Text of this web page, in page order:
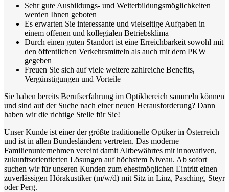
Sehr gute Ausbildungs- und Weiterbildungsmöglichkeiten
werden Ihnen geboten
Es erwarten Sie interessante und vielseitige Aufgaben in
einem offenen und kollegialen Betriebsklima
Durch einen guten Standort ist eine Erreichbarkeit sowohl mit
den öffentlichen Verkehrsmitteln als auch mit dem PKW
gegeben
Freuen Sie sich auf viele weitere zahlreiche Benefits,
Vergünstigungen und Vorteile
Sie haben bereits Berufserfahrung im Optikbereich sammeln können
und sind auf der Suche nach einer neuen Herausforderung? Dann
haben wir die richtige Stelle für Sie!
Unser Kunde ist einer der größte traditionelle Optiker in Österreich
und ist in allen Bundesländern vertreten. Das moderne
Familienunternehmen vereint damit Altbewährtes mit innovativen,
zukunftsorientierten Lösungen auf höchstem Niveau. Ab sofort
suchen wir für unseren Kunden zum ehestmöglichen Eintritt einen
zuverlässigen Hörakustiker (m/w/d) mit Sitz in Linz, Pasching, Steyr
oder Perg.